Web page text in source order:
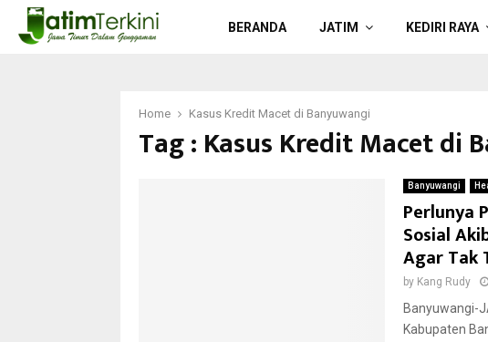
BERANDA JATIM KEDIRI RAYA
Home Kasus Kredit Macet di Banyuwangi
Tag : Kasus Kredit Macet di
Banyuwangi
Perlunya
Sosial
Agar Tak
by Kang Rudy
Banyuwangi-
Kabupaten